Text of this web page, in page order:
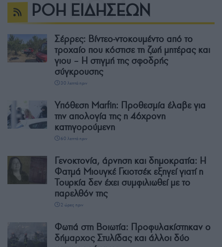
ΡΟΗ ΕΙΔΗΣΕΩΝ
Σέρρες: Βίντεο-ντοκουμέντο από το
τροχαίο που κόστισε τη ζωή μητέρας και
γιου – Η στιγμή της σφοδρής
σύγκρουσης
30 λεπτά πριν
Υπόθεση Marfin: Προθεσμία έλαβε για
την απολογία της η 46χρονη
κατηγορούμενη
60 λεπτά πριν
Γενοκτονία, άρνηση και δημοκρατία: Η
Φατμά Μιουγκέ Γκιοτσέκ εξηγεί γιατί η
Τουρκία δεν έχει συμφιλιωθεί με το
παρελθόν της
2 ώρες πριν
Φωτιά στη Βοιωτία: Προφυλακίστηκαν ο
δήμαρχος Στυλίδας και άλλοι δύο